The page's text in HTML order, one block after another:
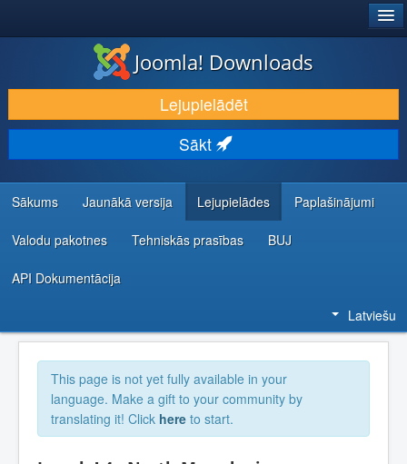
LEJUPIELĀDĒT UN PAPLAŠINĀT
ATKLĀJ UN IEMĀCIES
KOPIENA UN ATBALSTS
IZSTRĀDĀTĀJU RESURSI
Joomla! Downloads
Lejupielādēt
Sākt
Sākums Jaunākā versija Lejupielādes Paplašinājumi
Valodu pakotnes Tehniskās prasības BUJ
API Dokumentācija
Latviešu
This page is not yet fully available in your
language. Make a gift to your community by
translating it! Click here to start.